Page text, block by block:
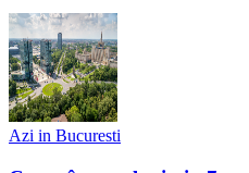
Azi in Bucuresti